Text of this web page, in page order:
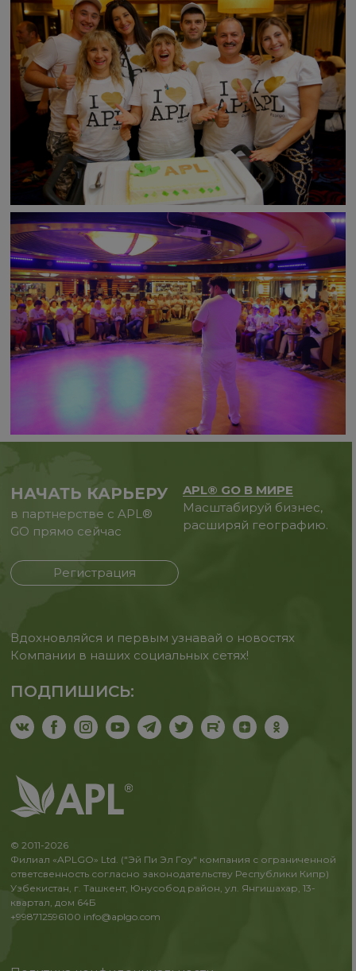
НАЧАТЬ КАРЬЕРУ
в партнерстве с APL®
GO прямо сейчас
Регистрация
APL® GO В МИРЕ
Масштабируй бизнес,
расширяй географию.
Вдохновляйся и первым узнавай о новостях
Компании в наших социальных сетях!
ПОДПИШИСЬ:
© 2011-2026
Филиал «APLGO» Ltd. ("Эй Пи Эл Гоу" компания с ограниченной
ответсвенность согласно законодательству Республики Кипр)
Узбекистан, г. Ташкент, Юнусобод район, ул. Янгишахар, 13-
квартал, дом 64Б
+998712596100 info@aplgo.com